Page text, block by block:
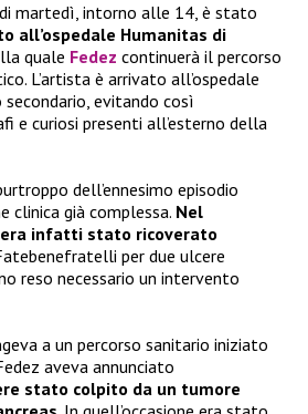
martedì, intorno alle 14, è stato
all’ospedale Humanitas di
quale Fedez continuerà il percorso
L’artista è arrivato all’ospedale
evitando così
e curiosi presenti all’esterno della
dell’ennesimo episodio
clinica già complessa. Nel
infatti stato ricoverato
per due ulcere
reso necessario un intervento
a un percorso sanitario iniziato
aveva annunciato
stato colpito da un tumore